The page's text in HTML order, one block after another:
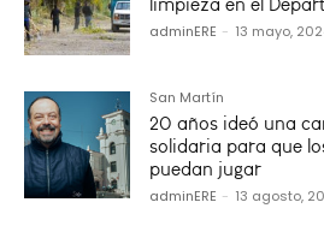
adminERE - 13 mayo,
San Martín
20 años ideó una
solidaria para que
puedan jugar
adminERE - 13 agosto,